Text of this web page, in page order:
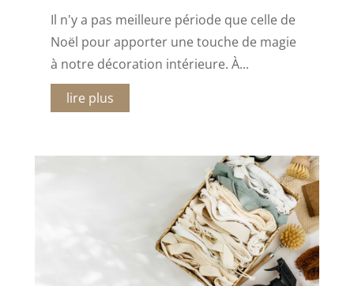
Il n'y a pas meilleure période que celle de
Noël pour apporter une touche de magie
à notre décoration intérieure. À...
lire plus